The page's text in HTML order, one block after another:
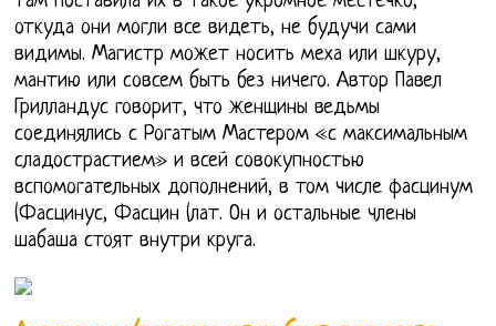
откуда они могли все видеть, не будучи сами
видимы. Магистр может носить меха или шкуру,
мантию или совсем быть без ничего. Автор Павел
Грилландус говорит, что женщины ведьмы
соединялись с Рогатым Мастером «с максимальным
сладострастием» и всей совокупностью
вспомогательных дополнений, в том числе фасцинум
(Фасцинус, Фасцин (лат. Он и остальные члены
шабаша стоят внутри круга.